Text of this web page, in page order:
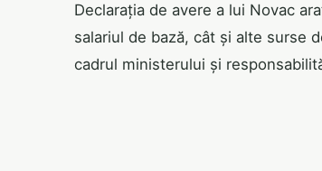
Declarația de avere a lui Novac
salariul de bază, cât și alte surse
cadrul ministerului și